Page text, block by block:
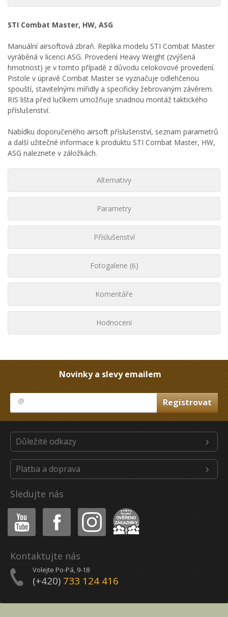
STI Combat Master, HW, ASG
Manuální airsoftová zbraň. Replika modelu STI Combat Master
vyráběná v licenci ASG. Provedení Heavy Weight (zvýšená
hmotnost) je v tomto případě z důvodu celokovové provedení.
Pistole v úpravě Combat Master se vyznačuje odlehčenou
spouští, stavitelnými mířidly a specificky žebrovaným závěrem.
RIS lišta před lučíkem umožňuje snadnou montáž taktického
příslušenství.
Nabídku doporučeného airsoft příslušenství, seznam parametrů
a další užitečné informace k produktu STI Combat Master, HW,
ASG naleznete v záložkách.
Alternativy
Parametry
Příslušenství
Fotogalerie (6)
Komentáře
Hodnocení
Novinky a slevy emailem
Důležité odkazy
Platba a doprava
Sledujte nás
Youtube Facebook Instagram Heureka
Kontaktujte nás
Volejte Po-Pá, 9-18
(+420) 733 124 416